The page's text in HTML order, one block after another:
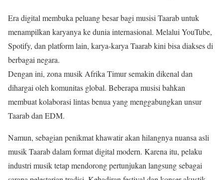
Era digital membuka peluang besar bagi musisi Taarab untuk
menampilkan karyanya ke dunia internasional. Melalui YouTube,
Spotify, dan platform lain, karya-karya Taarab kini bisa diakses di
berbagai negara.
Dengan ini, zona musik Afrika Timur semakin dikenal dan
dihargai oleh komunitas global. Beberapa musisi bahkan
membuat kolaborasi lintas benua yang menggabungkan unsur
Taarab dan EDM.
Namun, sebagian penikmat khawatir akan hilangnya nuansa asli
musik Taarab dalam format digital modern. Karena itu, pelaku
industri musik tetap mendorong pertunjukan langsung sebagai